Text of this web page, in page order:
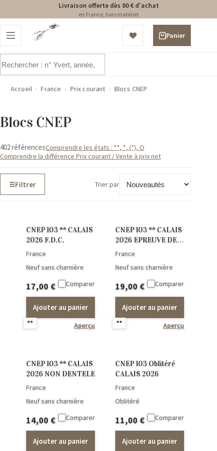
Livraison offerte dès 80 € d'achat
en France, hors matériel
au
Panier
d’achat
résultat
Accueil › France › Prix courant › Blocs CNEP
Blocs CNEP
402 référencesComprendre les états : **, *, (*), O
Comprendre la différence Prix courant / Vente à prix net
☰Filtrer Trier par
CNEP 103 ** CALAIS
2026 F.D.C.
**
France
Neuf sans charnière
17,00 €
Ajouter au panier
Comparer
Aperçu
CNEP 103 ** CALAIS
2026 EPREUVE DE
LUXE
**
France
Neuf sans charnière
19,00 €
Ajouter au panier
Comparer
Aperçu
CNEP 103 ** CALAIS
2026 NON DENTELE
France
Neuf sans charnière
14,00 €
Ajouter au panier
Comparer
CNEP 103 Oblitéré
CALAIS 2026
France
Oblitéré
11,00 €
Ajouter au panier
Comparer